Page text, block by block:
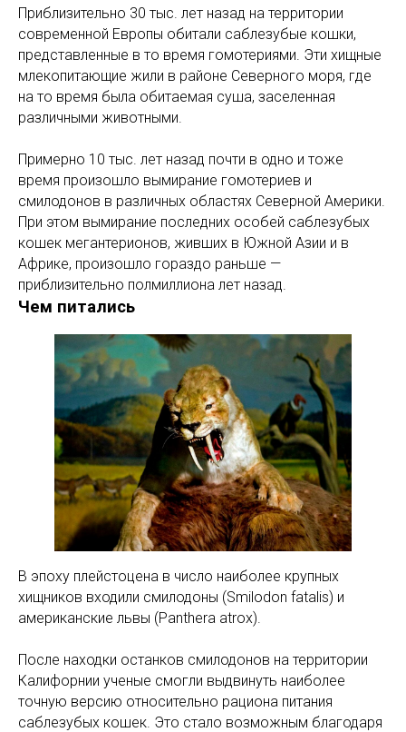
Приблизительно 30 тыс. лет назад на территории
современной Европы обитали саблезубые кошки,
представленные в то время гомотериями. Эти хищные
млекопитающие жили в районе Северного моря, где
на то время была обитаемая суша, заселенная
различными животными.
Примерно 10 тыс. лет назад почти в одно и тоже
время произошло вымирание гомотериев и
смилодонов в различных областях Северной Америки.
При этом вымирание последних особей саблезубых
кошек мегантерионов, живших в Южной Азии и в
Африке, произошло гораздо раньше —
приблизительно полмиллиона лет назад.
Чем питались
В эпоху плейстоцена в число наиболее крупных
хищников входили смилодоны (Smilodon fatalis) и
американские львы (Panthera atrox).
После находки останков смилодонов на территории
Калифорнии ученые смогли выдвинуть наиболее
точную версию относительно рациона питания
саблезубых кошек. Это стало возможным благодаря